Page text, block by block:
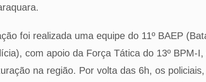
foi realizada uma equipe do 11º BAEP
com apoio da Força Tática do 13º BPM-
na região. Por volta das 6h, os